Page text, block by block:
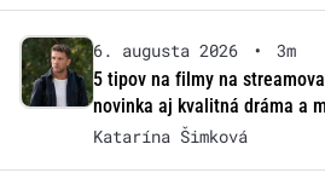
6. augusta 2026 •
3m
5 tipov na filmy na
novinka aj kvalitná dráma a
Katarína Šimková